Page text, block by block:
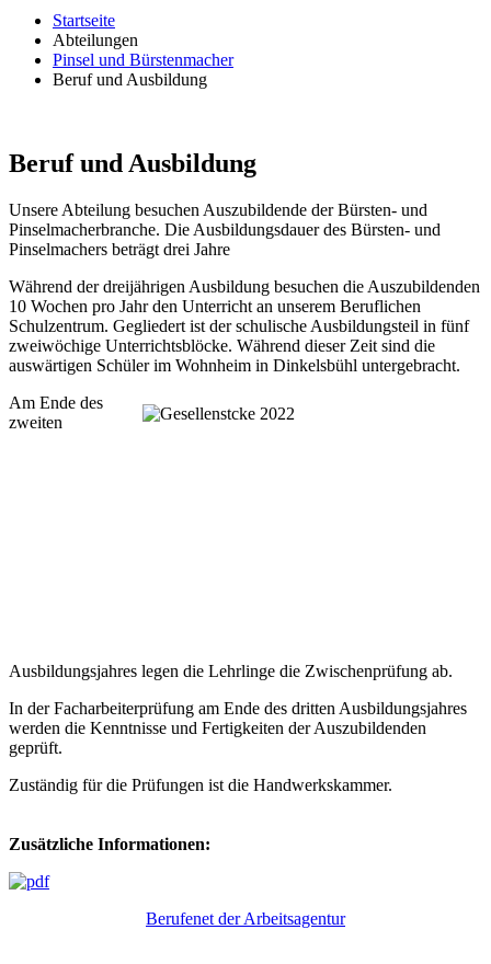
Startseite
Abteilungen
Pinsel und Bürstenmacher
Beruf und Ausbildung
Beruf und Ausbildung
Unsere Abteilung besuchen Auszubildende der Bürsten- und
Pinselmacherbranche. Die Ausbildungsdauer des Bürsten- und
Pinselmachers beträgt drei Jahre
Während der dreijährigen Ausbildung besuchen die Auszubildenden
10 Wochen pro Jahr den Unterricht an unserem Beruflichen
Schulzentrum. Gegliedert ist der schulische Ausbildungsteil in fünf
zweiwöchige Unterrichtsblöcke. Während dieser Zeit sind die
auswärtigen Schüler im Wohnheim in Dinkelsbühl untergebracht.
Am Ende des
zweiten
Ausbildungsjahres legen die Lehrlinge die Zwischenprüfung ab.
In der Facharbeiterprüfung am Ende des dritten Ausbildungsjahres
werden die Kenntnisse und Fertigkeiten der Auszubildenden
geprüft.
Zuständig für die Prüfungen ist die Handwerkskammer.
Zusätzliche Informationen:
Berufenet der Arbeitsagentur